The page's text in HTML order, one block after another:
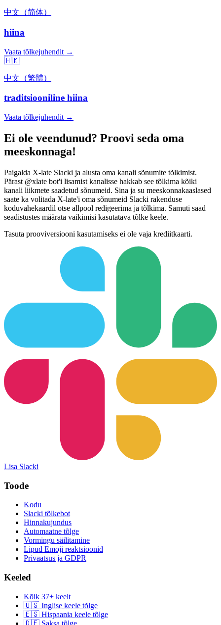
中文（简体）
hiina
Vaata tõlkejuhendit →
🇭🇰
中文（繁體）
traditsiooniline hiina
Vaata tõlkejuhendit →
Ei ole veendunud? Proovi seda oma
meeskonnaga!
Paigalda X-late Slacki ja alusta oma kanali sõnumite tõlkimist.
Pärast @xlate bot'i lisamist kanalisse hakkab see tõlkima kõiki
kanali liikmete saadetud sõnumeid. Sina ja su meeskonnakaaslased
saate ka volitada X-late'i oma sõnumeid Slacki rakenduse
koduvahekaardil otse allpool redigeerima ja tõlkima. Samuti saad
seadistustes määrata vaikimisi kasutatava tõlke keele.
Tasuta prooviversiooni kasutamiseks ei ole vaja krediitkaarti.
Lisa Slacki
Toode
Kodu
Slacki tõlkebot
Hinnakujundus
Automaatne tõlge
Vormingu säilitamine
Lipud Emoji reaktsioonid
Privaatsus ja GDPR
Keeled
Kõik 37+ keelt
🇺🇸 Inglise keele tõlge
🇪🇸 Hispaania keele tõlge
🇩🇪 Saksa tõlge